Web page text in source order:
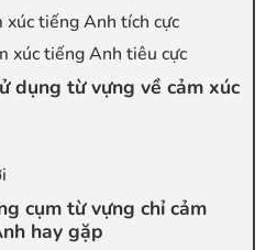
xúc tiếng Anh tích cực
xúc tiếng Anh tiêu cực
dụng từ vựng về cảm xúc
cụm từ vựng chỉ cảm
hay gặp